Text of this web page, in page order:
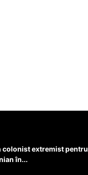
colonist extremist pentru
în...